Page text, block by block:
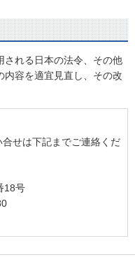
される日本の法令、その他
内容を適宜見直し、その改
せは下記までご連絡くだ
18号